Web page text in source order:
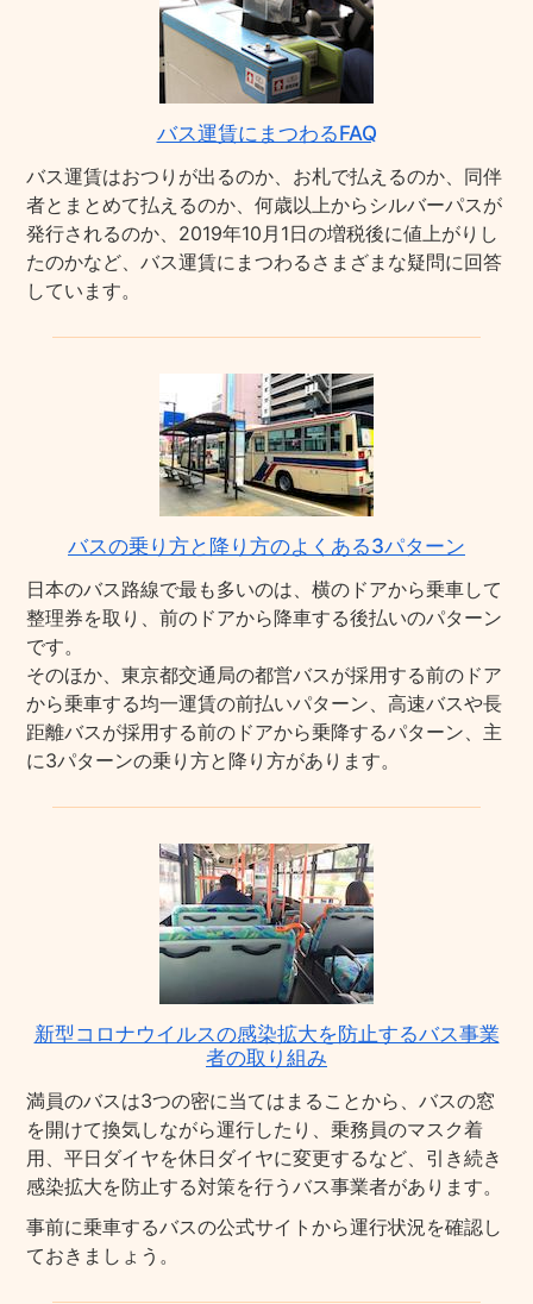
バス運賃にまつわるFAQ
バス運賃はおつりが出るのか、お札で払えるのか、同伴
者とまとめて払えるのか、何歳以上からシルバーパスが
発行されるのか、2019年10月1日の増税後に値上がりし
たのかなど、バス運賃にまつわるさまざまな疑問に回答
しています。
バスの乗り方と降り方のよくある3パターン
日本のバス路線で最も多いのは、横のドアから乗車して
整理券を取り、前のドアから降車する後払いのパターン
です。
そのほか、東京都交通局の都営バスが採用する前のドア
から乗車する均一運賃の前払いパターン、高速バスや長
距離バスが採用する前のドアから乗降するパターン、主
に3パターンの乗り方と降り方があります。
新型コロナウイルスの感染拡大を防止するバス事業
者の取り組み
満員のバスは3つの密に当てはまることから、バスの窓
を開けて換気しながら運行したり、乗務員のマスク着
用、平日ダイヤを休日ダイヤに変更するなど、引き続き
感染拡大を防止する対策を行うバス事業者があります。
事前に乗車するバスの公式サイトから運行状況を確認し
ておきましょう。